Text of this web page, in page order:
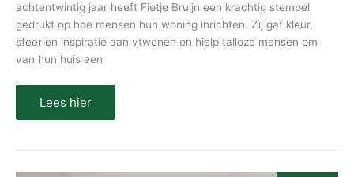
achtentwintig jaar heeft Fietje Bruijn een krachtig stempel
gedrukt op hoe mensen hun woning inrichten. Zij gaf kleur,
sfeer en inspiratie aan vtwonen en hielp talloze mensen om
van hun huis een
Lees hier